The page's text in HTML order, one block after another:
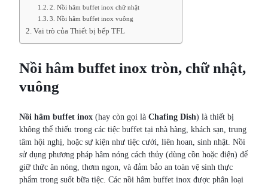
2. Nồi hâm buffet inox chữ nhật
3. Nồi hâm buffet inox vuông
Vai trò của Thiết bị bếp TFL
Nồi hâm buffet inox tròn, chữ nhật,
vuông
Nồi hâm buffet inox (hay còn gọi là Chafing Dish) là thiết bị
không thể thiếu trong các tiệc buffet tại nhà hàng, khách sạn, trung
tâm hội nghị, hoặc sự kiện như tiệc cưới, liên hoan, sinh nhật. Nồi
sử dụng phương pháp hâm nóng cách thủy (dùng cồn hoặc điện) để
giữ thức ăn nóng, thơm ngon, và đảm bảo an toàn vệ sinh thực
phẩm trong suốt bữa tiệc. Các nồi hâm buffet inox được phân loại